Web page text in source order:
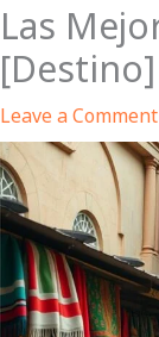
Las
[Destino]
Leave a Comment